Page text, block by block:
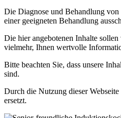
Die Diagnose und Behandlung
einer geeigneten Behandlung
Die hier angebotenen Inhalte
vielmehr, Ihnen wertvolle
Bitte beachten Sie, dass unsere
sind.
Durch die Nutzung dieser
ersetzt.